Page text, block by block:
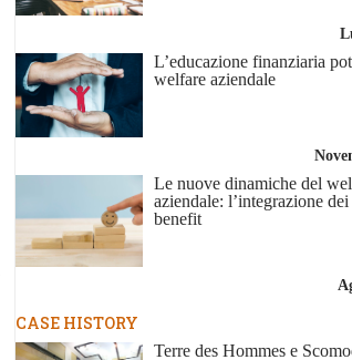
L’educazione finanziaria
welfare aziendale
Le nuove dinamiche del
aziendale: l’integrazione
benefit
CASE HISTORY
Terre des Hommes e